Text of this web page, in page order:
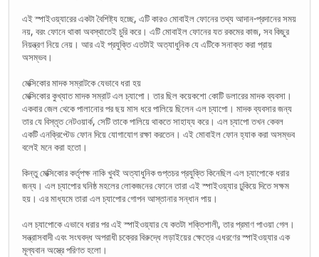
এই স্পাইওয়্যারের একটা বৈশিষ্ট্য হচ্ছে, এটি কারও মোবাইল ফোনের তথ্য আদান-প্রদানের সময়
নয়, বরং ফোনে থাকা অবস্থাতেই চুরি করে। এটি মোবাইল ফোনের যত রকমের কাজ, সব কিছুর
নিয়ন্ত্রণ নিয়ে নেয়। আর এই প্রযুক্তি এতটাই অত্যাধুনিক যে এটিকে সনাক্ত করা প্রায়
অসম্ভব।
মেক্সিকোর মাদক সম্রাটকে যেভাবে ধরা হয়
মেক্সিকোর কুখ্যাত মাদক সম্রাট এল চ্যাপো। তার ছিল কয়েকশো কোটি ডলারের মাদক ব্যবসা।
একবার জেল থেকে পালানোর পর ছয় মাস ধরে পালিয়ে ছিলেন এল চ্যাপো। মাদক ব্যবসার জন্য
তার যে বিস্তৃত নেটওয়ার্ক, সেটি তাকে পালিয়ে থাকতে সাহায্য করে। এল চ্যাপো তখন কেবল
একটি এনক্রিপ্টেড ফোন দিয়ে যোগাযোগ রক্ষা করতেন। এই মোবাইল ফোন হ্যাক করা অসম্ভব
বলেই মনে করা হতো।
কিন্তু মেক্সিকোর কর্তৃপক্ষ নাকি খুবই অত্যাধুনিক গুপ্তচর প্রযুক্তি কিনেছিল এল চ্যাপোকে ধরার
জন্য। এল চ্যাপোর ঘনিষ্ঠ মহলের লোকজনের ফোনে তারা এই স্পাইওয়্যার ঢুকিয়ে দিতে সক্ষম
হয়। এর মাধ্যমে তারা এল চ্যাপোর গোপন আস্তানার সন্ধান পায়।
এল চ্যাপোকে এভাবে ধরার পর এই স্পাইওয়্যার যে কতটা শক্তিশালী, তার প্রমাণ পাওয়া গেল।
সন্ত্রাসবাদী এবং সংঘবদ্ধ অপরাধী চক্রের বিরুদ্ধে লড়াইয়ের ক্ষেত্রে এধরণের স্পাইওয়্যার এক
মূল্যবান অস্ত্রে পরিণত হলো।